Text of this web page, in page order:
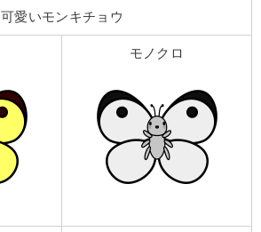
可愛いモンキチョウ
モノクロ